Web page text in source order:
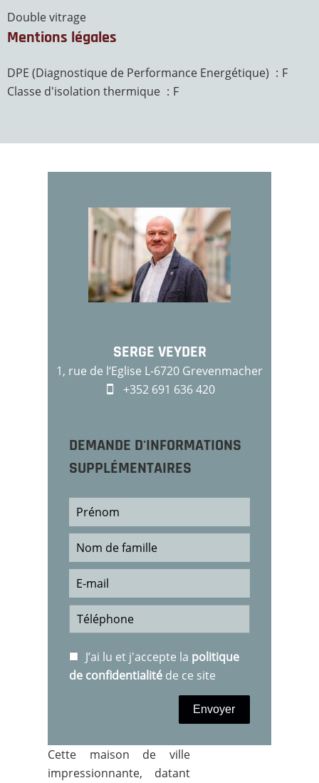
Double vitrage
Mentions légales
DPE (Diagnostique de Performance Energétique)
F
Classe d'isolation thermique
F
SERGE VEYDER
1, rue de l‘Eglise L-6720 Grevenmacher
+352 691 636 420
DEMANDE D'INFORMATIONS
SUPPLÉMENTAIRES
J’ai lu et j'accepte la politique
de confidentialité de ce site
Envoyer
Cette maison de ville
impressionnante, datant